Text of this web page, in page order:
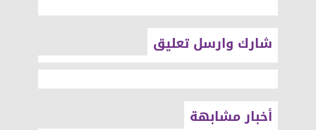
شارك وارسل تعليق
أخبار مشابهة